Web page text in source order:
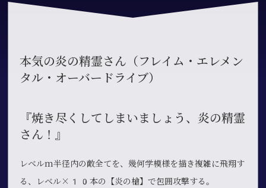
本気の炎の精霊さん（フレイム・エレメン
タル・オーバードライブ）
『焼き尽くしてしまいましょう、炎の精霊
さん！』
レベルm半径内の敵全てを、幾何学模様を描き複雑に飛翔す
る、レベル×10本の【炎の槍】で包囲攻撃する。